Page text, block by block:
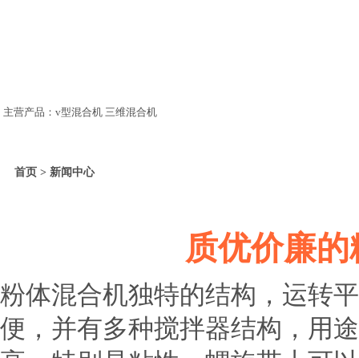
主营产品：v型混合机 三维混合机
首页 > 新闻中心
质优价廉
粉体混合机独特的结构，运转
便，并有多种搅拌器结构，用